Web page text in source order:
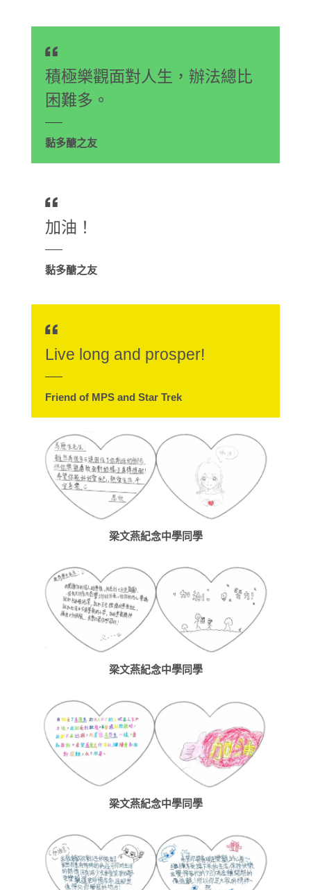
積極樂觀面對人生，辦法總比
困難多。
黏多醣之友
加油！
黏多醣之友
Live long and prosper!
Friend of MPS and Star Trek
梁文燕紀念中學同學
梁文燕紀念中學同學
梁文燕紀念中學同學